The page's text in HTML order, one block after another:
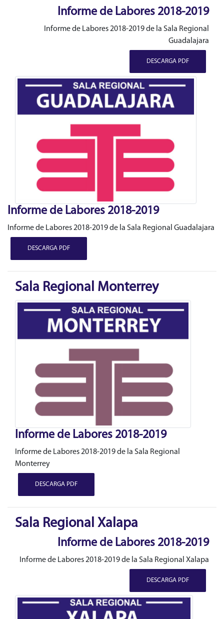
Informe de Labores 2018-2019
Informe de Labores 2018-2019 de la Sala Regional
Guadalajara
DESCARGA PDF
Informe de Labores 2018-2019
Informe de Labores 2018-2019 de la Sala Regional Guadalajara
DESCARGA PDF
Sala Regional Monterrey
Informe de Labores 2018-2019
Informe de Labores 2018-2019 de la Sala Regional
Monterrey
DESCARGA PDF
Sala Regional Xalapa
Informe de Labores 2018-2019
Informe de Labores 2018-2019 de la Sala Regional Xalapa
DESCARGA PDF